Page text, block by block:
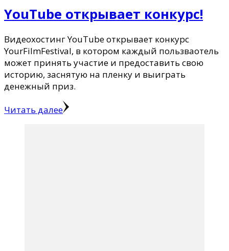
YouTube открывает конкурс!
Видеохостинг YouTube открывает конкурс
YourFilmFestival, в котором каждый пользваотель
может принять участие и предоставить свою
историю, заснятую на пленку и выиграть
денежный приз.
Читать далее